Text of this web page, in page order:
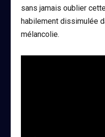
sans jamais oublier
habilement dissimulée
mélancolie.